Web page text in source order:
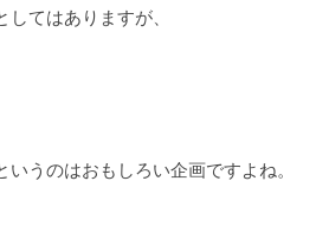
てはありますが、
うのはおもしろい企画ですよね。